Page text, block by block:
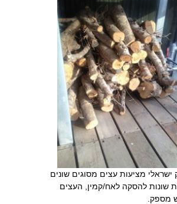
ישראלי מציעות עצים מסוגים שונים
שונות להסקה לאח/קמין, העצים
מספק.